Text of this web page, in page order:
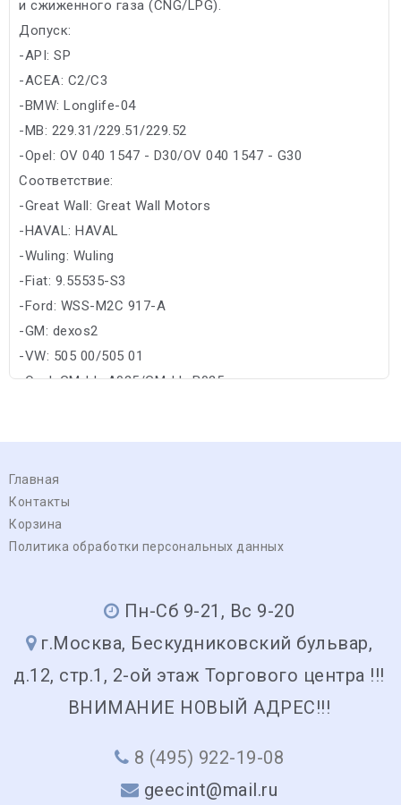
и сжиженного газа (CNG/LPG).
Допуск:
-API: SP
-ACEA: C2/C3
-BMW: Longlife-04
-MB: 229.31/229.51/229.52
-Opel: OV 040 1547 - D30/OV 040 1547 - G30
Соответствие:
-Great Wall: Great Wall Motors
-HAVAL: HAVAL
-Wuling: Wuling
-Fiat: 9.55535-S3
-Ford: WSS-M2C 917-A
-GM: dexos2
-VW: 505 00/505 01
-Opel: GM-LL-A025/GM-LL-B025
Главная
Контакты
Корзина
Политика обработки персональных данных
Пн-Сб 9-21, Вс 9-20
г.Москва, Бескудниковский бульвар,
д.12, стр.1, 2-ой этаж Торгового центра !!!
ВНИМАНИЕ НОВЫЙ АДРЕС!!!
8 (495) 922-19-08
geecint@mail.ru